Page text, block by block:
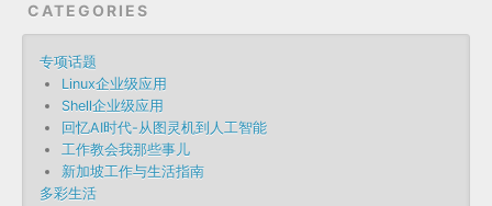
CATEGORIES
专项话题
Linux企业级应用
Shell企业级应用
回忆AI时代-从图灵机到人工智能
工作教会我那些事儿
新加坡工作与生活指南
多彩生活